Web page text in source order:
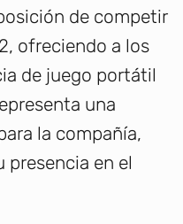
de competir
ofreciendo a los
de juego portátil
una
la compañía,
presencia en el